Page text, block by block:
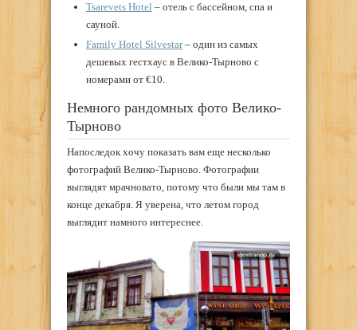
Tsarevets Hotel – отель с бассейном, спа и
сауной.
Family Hotel Silvestar– один из самых
дешевых гестхаус в Велико-Тырново с
номерами от €10.
Немного рандомных фото Велико-
Тырново
Напоследок хочу показать вам еще несколько
фотографий Велико-Тырново. Фотографии
выглядят мрачновато, потому что были мы там в
конце декабря. Я уверена, что летом город
выглядит намного интереснее.